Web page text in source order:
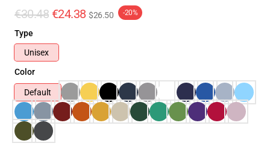
€30.48 €24.38 $26.50 -20%
Type
Unisex
Color
Default